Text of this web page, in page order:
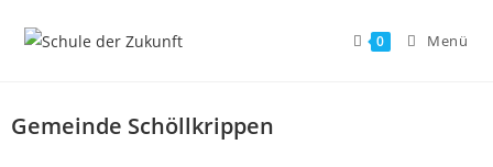
0 Menü
Gemeinde Schöllkrippen